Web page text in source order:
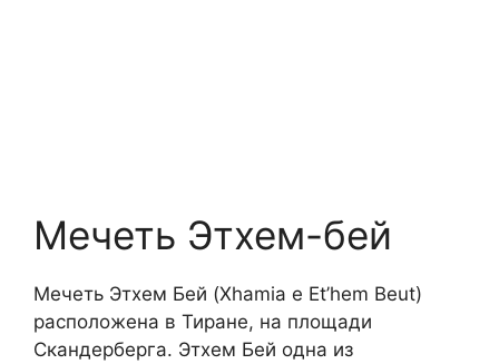
Мечеть Этхем-бей
Мечеть Этхем Бей (Xhamia e Et’hem Beut)
расположена в Тиране, на площади
Скандерберга. Этхем Бей одна из